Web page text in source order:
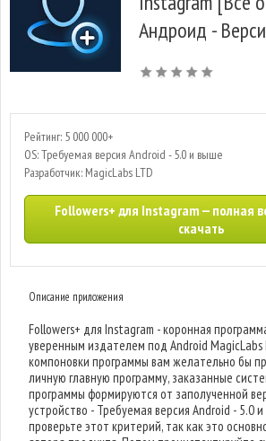
Андроид -
Рейтинг: 5 000 000+
OS: Требуемая версия Android - 5.0 и выше
Разработчик: MagicLabs LTD
Followers+ для Instagram — полная
скачать
Описание приложения
Followers+ для Instagram - коронная
уверенным издателем под Android MagicLabs
компоновки программы вам желательно бы
личную главную программу, заказанные
программы формируются от заполученной
устройство - Требуемая версия Android - 5.0
проверьте этот критерий, так как это